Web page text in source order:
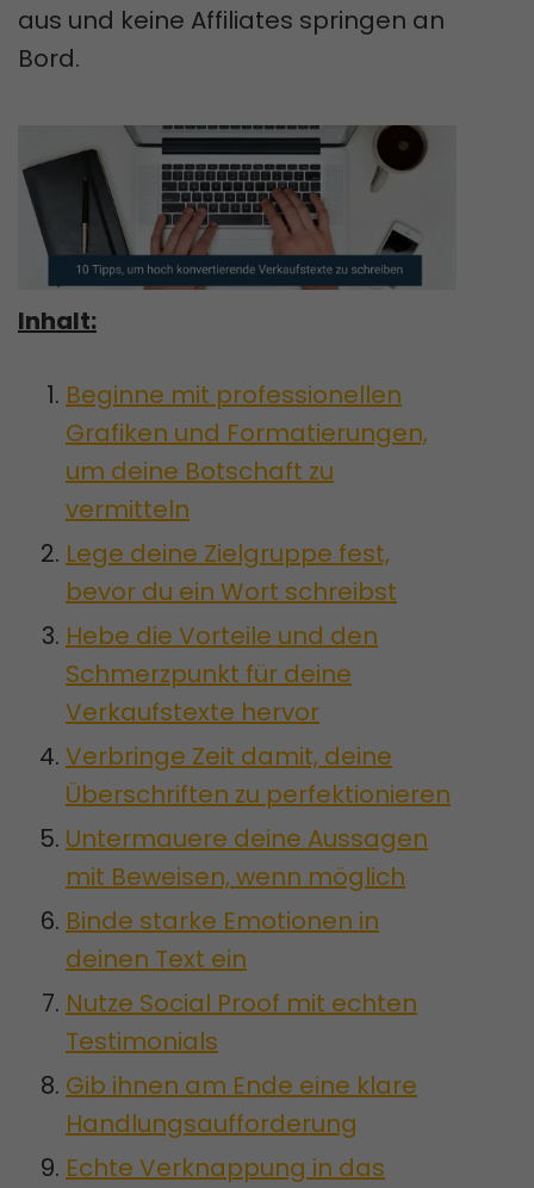
aus und keine Affiliates springen an
Bord.
Inhalt:
Beginne mit professionellen
Grafiken und Formatierungen,
um deine Botschaft zu
vermitteln
Lege deine Zielgruppe fest,
bevor du ein Wort schreibst
Hebe die Vorteile und den
Schmerzpunkt für deine
Verkaufstexte hervor
Verbringe Zeit damit, deine
Überschriften zu perfektionieren
Untermauere deine Aussagen
mit Beweisen, wenn möglich
Binde starke Emotionen in
deinen Text ein
Nutze Social Proof mit echten
Testimonials
Gib ihnen am Ende eine klare
Handlungsaufforderung
Echte Verknappung in das